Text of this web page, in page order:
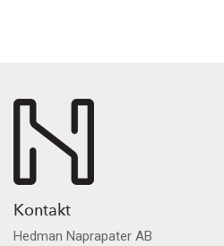
Kontakt
Hedman Naprapater AB